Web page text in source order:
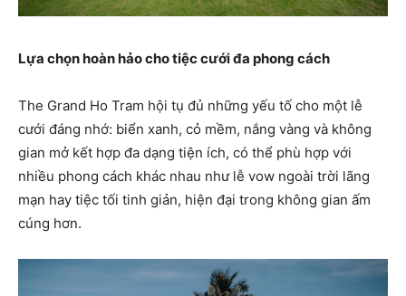
Lựa chọn hoàn hảo cho tiệc cưới đa phong cách
The Grand Ho Tram hội tụ đủ những yếu tố cho một lễ
cưới đáng nhớ: biển xanh, cỏ mềm, nắng vàng và không
gian mở kết hợp đa dạng tiện ích, có thể phù hợp với
nhiều phong cách khác nhau như lễ vow ngoài trời lãng
mạn hay tiệc tối tinh giản, hiện đại trong không gian ấm
cúng hơn.